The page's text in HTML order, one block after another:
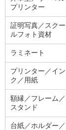
プリンター
証明写真／スクー
ルフォト資材
ラミネート
プリンター／イン
ク／用紙
額縁／フレーム／
スタンド
台紙／ホルダー／